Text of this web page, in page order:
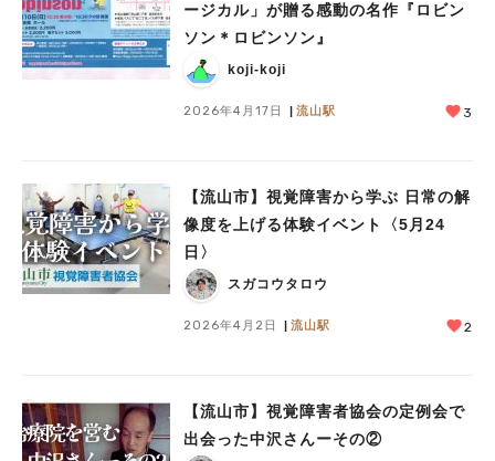
ージカル」が贈る感動の名作『ロビン
ソン＊ロビンソン』
koji-koji
2026年4月17日 流山駅 3
【流山市】視覚障害から学ぶ 日常の解
像度を上げる体験イベント〈5月24
日〉
スガコウタロウ
2026年4月2日 流山駅 2
【流山市】視覚障害者協会の定例会で
出会った中沢さんーその②